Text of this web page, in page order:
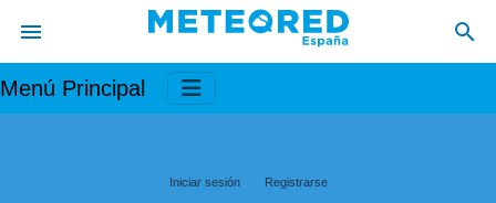
Menú Principal
Iniciar sesión Registrarse